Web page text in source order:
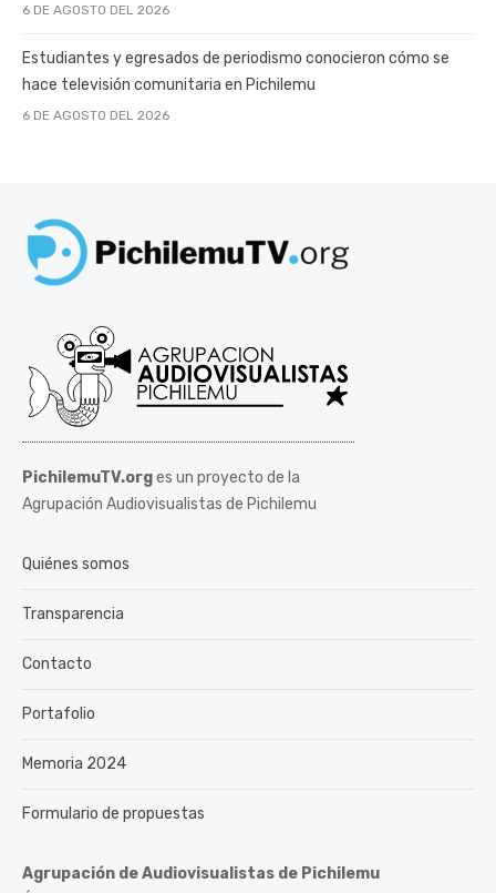
6 DE AGOSTO DEL 2026
Estudiantes y egresados de periodismo conocieron cómo se
hace televisión comunitaria en Pichilemu
6 DE AGOSTO DEL 2026
PichilemuTV.orges un proyecto de la
Agrupación Audiovisualistas de Pichilemu
Quiénes somos
Transparencia
Contacto
Portafolio
Memoria 2024
Formulario de propuestas
Agrupación de Audiovisualistas de Pichilemu